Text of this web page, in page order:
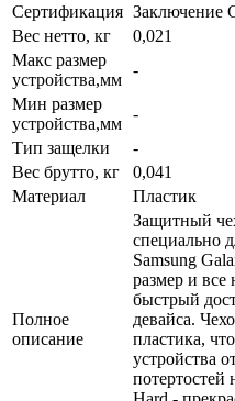
Сертификация Заключение
Вес нетто, кг
0,021
Макс размер
устройства,мм
-
Мин размер
устройства,мм
-
Тип защелки
-
Вес брутто, кг
0,041
Материал
Пластик
Полное
описание
Защитный
специально
Samsung
размер и все
быстрый
девайса.
пластика,
устройства
потертостей